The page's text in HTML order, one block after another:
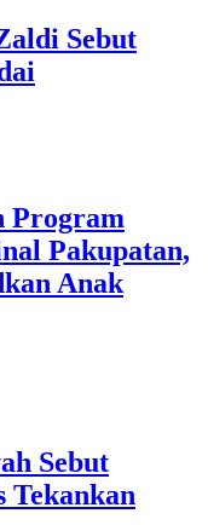
Sebut
Program
Pakupatan,
Anak
Sebut
Tekankan